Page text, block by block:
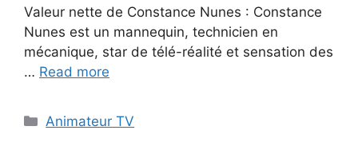
Valeur nette de Constance Nunes : Constance
Nunes est un mannequin, technicien en
mécanique, star de télé-réalité et sensation des
… Read more
Categories
Animateur TV